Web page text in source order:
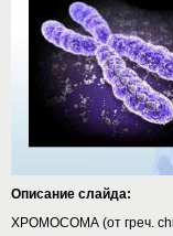
Описание слайда:
ХРОМОСОМА (от греч.